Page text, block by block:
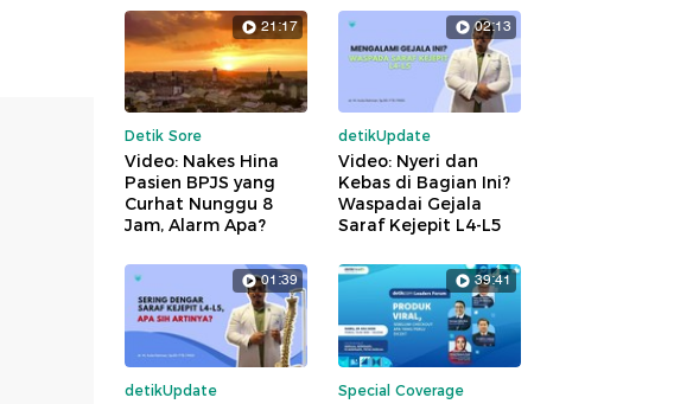
21:17
Detik Sore
Video: Nakes Hina
Pasien BPJS yang
Curhat Nunggu 8
Jam, Alarm Apa?
02:13
detikUpdate
Video: Nyeri dan
Kebas di Bagian Ini?
Waspadai Gejala
Saraf Kejepit L4-L5
01:39
detikUpdate
39:41
Special Coverage